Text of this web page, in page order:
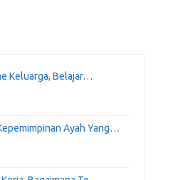
Keluarga, Belajar…
Ayah Yang…